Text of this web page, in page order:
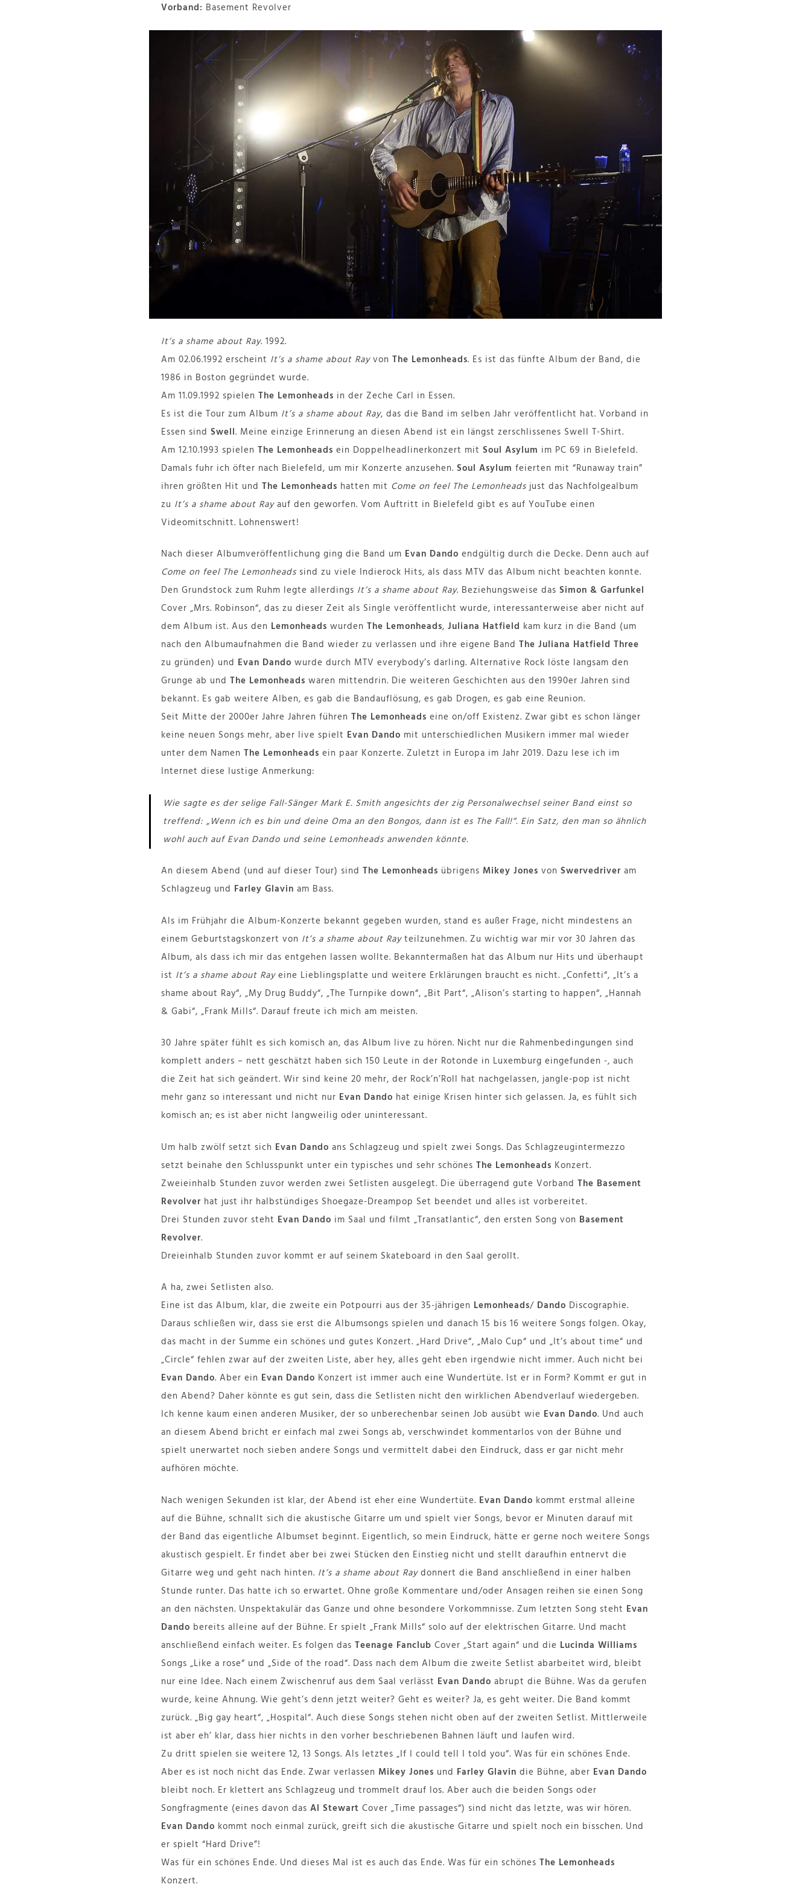
Vorband: Basement Revolver
It’s a shame about Ray. 1992.
Am 02.06.1992 erscheint It’s a shame about Rayvon The Lemonheads. Es ist das fünfte Album der Band, die
1986 in Boston gegründet wurde.
Am 11.09.1992 spielen The Lemonheads in der Zeche Carl in Essen.
Es ist die Tour zum Album It’s a shame about Ray, das die Band im selben Jahr veröffentlicht hat. Vorband in
Essen sind Swell. Meine einzige Erinnerung an diesen Abend ist ein längst zerschlissenes Swell T-Shirt.
Am 12.10.1993 spielen The Lemonheads ein Doppelheadlinerkonzert mit Soul Asylum im PC 69 in Bielefeld.
Damals fuhr ich öfter nach Bielefeld, um mir Konzerte anzusehen. Soul Asylum feierten mit “Runaway train”
ihren größten Hit und The Lemonheads hatten mit Come on feel The Lemonheadsjust das Nachfolgealbum
zu It’s a shame about Rayauf den geworfen. Vom Auftritt in Bielefeld gibt es auf YouTube einen
Videomitschnitt. Lohnenswert!
Nach dieser Albumveröffentlichung ging die Band um Evan Dando endgültig durch die Decke. Denn auch auf
Come on feel The Lemonheads sind zu viele Indierock Hits, als dass MTV das Album nicht beachten konnte.
Den Grundstock zum Ruhm legte allerdings It’s a shame about Ray. Beziehungsweise das Simon & Garfunkel
Cover „Mrs. Robinson“, das zu dieser Zeit als Single veröffentlicht wurde, interessanterweise aber nicht auf
dem Album ist. Aus den Lemonheads wurden The Lemonheads, Juliana Hatfield kam kurz in die Band (um
nach den Albumaufnahmen die Band wieder zu verlassen und ihre eigene Band The Juliana Hatfield Three
zu gründen) und Evan Dando wurde durch MTV everybody’s darling. Alternative Rock löste langsam den
Grunge ab und The Lemonheads waren mittendrin. Die weiteren Geschichten aus den 1990er Jahren sind
bekannt. Es gab weitere Alben, es gab die Bandauflösung, es gab Drogen, es gab eine Reunion.
Seit Mitte der 2000er Jahre Jahren führen The Lemonheads eine on/off Existenz. Zwar gibt es schon länger
keine neuen Songs mehr, aber live spielt Evan Dando mit unterschiedlichen Musikern immer mal wieder
unter dem Namen The Lemonheads ein paar Konzerte. Zuletzt in Europa im Jahr 2019. Dazu lese ich im
Internet diese lustige Anmerkung:
Wie sagte es der selige Fall-Sänger Mark E. Smith angesichts der zig Personalwechsel seiner Band einst so
treffend: „Wenn ich es bin und deine Oma an den Bongos, dann ist es The Fall!“. Ein Satz, den man so ähnlich
wohl auch auf Evan Dando und seine Lemonheads anwenden könnte.
An diesem Abend (und auf dieser Tour) sind The Lemonheads übrigens Mikey Jones von Swervedriver am
Schlagzeug und Farley Glavin am Bass.
Als im Frühjahr die Album-Konzerte bekannt gegeben wurden, stand es außer Frage, nicht mindestens an
einem Geburtstagskonzert von It’s a shame about Rayteilzunehmen. Zu wichtig war mir vor 30 Jahren das
Album, als dass ich mir das entgehen lassen wollte. Bekanntermaßen hat das Album nur Hits und überhaupt
ist It’s a shame about Rayeine Lieblingsplatte und weitere Erklärungen braucht es nicht. „Confetti“, „It’s a
shame about Ray“, „My Drug Buddy“, „The Turnpike down“, „Bit Part“, „Alison’s starting to happen“, „Hannah
& Gabi“, „Frank Mills“. Darauf freute ich mich am meisten.
30 Jahre später fühlt es sich komisch an, das Album live zu hören. Nicht nur die Rahmenbedingungen sind
komplett anders – nett geschätzt haben sich 150 Leute in der Rotonde in Luxemburg eingefunden -, auch
die Zeit hat sich geändert. Wir sind keine 20 mehr, der Rock’n’Roll hat nachgelassen, jangle-pop ist nicht
mehr ganz so interessant und nicht nur Evan Dando hat einige Krisen hinter sich gelassen. Ja, es fühlt sich
komisch an; es ist aber nicht langweilig oder uninteressant.
Um halb zwölf setzt sich Evan Dando ans Schlagzeug und spielt zwei Songs. Das Schlagzeugintermezzo
setzt beinahe den Schlusspunkt unter ein typisches und sehr schönes The Lemonheads Konzert.
Zweieinhalb Stunden zuvor werden zwei Setlisten ausgelegt. Die überragend gute Vorband The Basement
Revolver hat just ihr halbstündiges Shoegaze-Dreampop Set beendet und alles ist vorbereitet.
Drei Stunden zuvor steht Evan Dando im Saal und filmt „Transatlantic“, den ersten Song von Basement
Revolver.
Dreieinhalb Stunden zuvor kommt er auf seinem Skateboard in den Saal gerollt.
A ha, zwei Setlisten also.
Eine ist das Album, klar, die zweite ein Potpourri aus der 35-jährigen Lemonheads/ Dando Discographie.
Daraus schließen wir, dass sie erst die Albumsongs spielen und danach 15 bis 16 weitere Songs folgen. Okay,
das macht in der Summe ein schönes und gutes Konzert. „Hard Drive“, „Malo Cup“ und „It’s about time“ und
„Circle“ fehlen zwar auf der zweiten Liste, aber hey, alles geht eben irgendwie nicht immer. Auch nicht bei
Evan Dando. Aber ein Evan Dando Konzert ist immer auch eine Wundertüte. Ist er in Form? Kommt er gut in
den Abend? Daher könnte es gut sein, dass die Setlisten nicht den wirklichen Abendverlauf wiedergeben.
Ich kenne kaum einen anderen Musiker, der so unberechenbar seinen Job ausübt wie Evan Dando. Und auch
an diesem Abend bricht er einfach mal zwei Songs ab, verschwindet kommentarlos von der Bühne und
spielt unerwartet noch sieben andere Songs und vermittelt dabei den Eindruck, dass er gar nicht mehr
aufhören möchte.
Nach wenigen Sekunden ist klar, der Abend ist eher eine Wundertüte. Evan Dando kommt erstmal alleine
auf die Bühne, schnallt sich die akustische Gitarre um und spielt vier Songs, bevor er Minuten darauf mit
der Band das eigentliche Albumset beginnt. Eigentlich, so mein Eindruck, hätte er gerne noch weitere Songs
akustisch gespielt. Er findet aber bei zwei Stücken den Einstieg nicht und stellt daraufhin entnervt die
Gitarre weg und geht nach hinten. It’s a shame about Raydonnert die Band anschließend in einer halben
Stunde runter. Das hatte ich so erwartet. Ohne große Kommentare und/oder Ansagen reihen sie einen Song
an den nächsten. Unspektakulär das Ganze und ohne besondere Vorkommnisse. Zum letzten Song steht Evan
Dando bereits alleine auf der Bühne. Er spielt „Frank Mills“ solo auf der elektrischen Gitarre. Und macht
anschließend einfach weiter. Es folgen das Teenage Fanclub Cover „Start again“ und die Lucinda Williams
Songs „Like a rose“ und „Side of the road“. Dass nach dem Album die zweite Setlist abarbeitet wird, bleibt
nur eine Idee. Nach einem Zwischenruf aus dem Saal verlässt Evan Dando abrupt die Bühne. Was da gerufen
wurde, keine Ahnung. Wie geht’s denn jetzt weiter? Geht es weiter? Ja, es geht weiter. Die Band kommt
zurück. „Big gay heart“, „Hospital“. Auch diese Songs stehen nicht oben auf der zweiten Setlist. Mittlerweile
ist aber eh’ klar, dass hier nichts in den vorher beschriebenen Bahnen läuft und laufen wird.
Zu dritt spielen sie weitere 12, 13 Songs. Als letztes „If I could tell I told you“. Was für ein schönes Ende.
Aber es ist noch nicht das Ende. Zwar verlassen Mikey Jones und Farley Glavin die Bühne, aber Evan Dando
bleibt noch. Er klettert ans Schlagzeug und trommelt drauf los. Aber auch die beiden Songs oder
Songfragmente (eines davon das Al Stewart Cover „Time passages“) sind nicht das letzte, was wir hören.
Evan Dando kommt noch einmal zurück, greift sich die akustische Gitarre und spielt noch ein bisschen. Und
er spielt “Hard Drive”!
Was für ein schönes Ende. Und dieses Mal ist es auch das Ende. Was für ein schönes The Lemonheads
Konzert.